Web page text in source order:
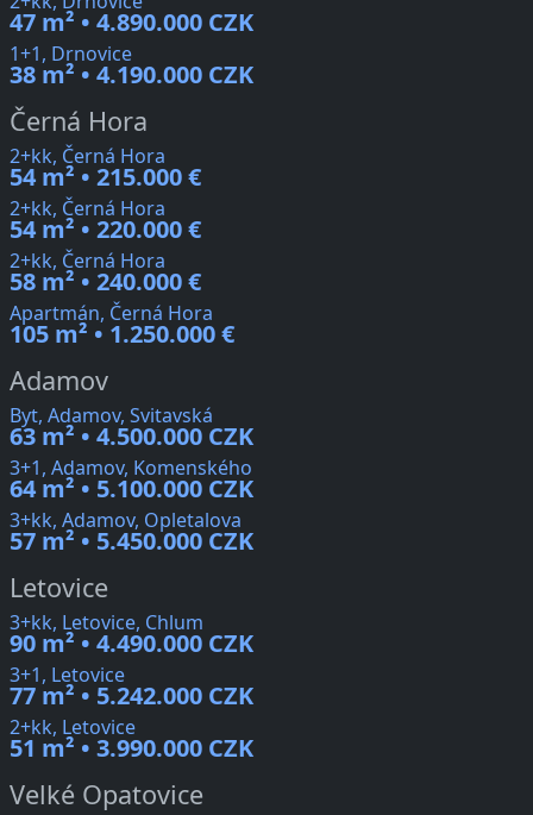
47 m² • 4.890.000 CZK
1+1, Drnovice
38 m² • 4.190.000 CZK
Černá Hora
2+kk, Černá Hora
54 m² • 215.000 €
2+kk, Černá Hora
54 m² • 220.000 €
2+kk, Černá Hora
58 m² • 240.000 €
Apartmán, Černá Hora
105 m² • 1.250.000 €
Adamov
Byt, Adamov, Svitavská
63 m² • 4.500.000 CZK
3+1, Adamov, Komenského
64 m² • 5.100.000 CZK
3+kk, Adamov, Opletalova
57 m² • 5.450.000 CZK
Letovice
3+kk, Letovice, Chlum
90 m² • 4.490.000 CZK
3+1, Letovice
77 m² • 5.242.000 CZK
2+kk, Letovice
51 m² • 3.990.000 CZK
Velké Opatovice